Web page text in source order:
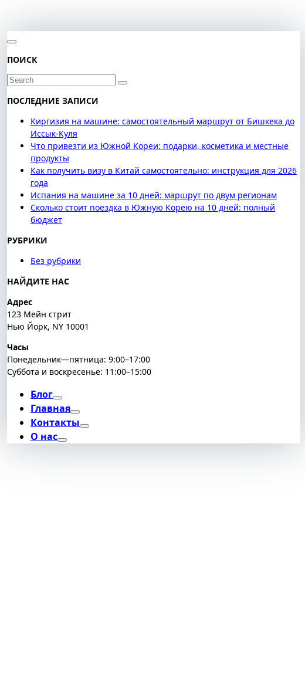
ПОИСК
Search
ПОСЛЕДНИЕ ЗАПИСИ
Киргизия на машине: самостоятельный маршрут от Бишкека до
Иссык-Куля
Что привезти из Южной Кореи: подарки, косметика и местные
продукты
Как получить визу в Китай самостоятельно: инструкция для 2026
года
Испания на машине за 10 дней: маршрут по двум регионам
Сколько стоит поездка в Южную Корею на 10 дней: полный
бюджет
РУБРИКИ
Без рубрики
НАЙДИТЕ НАС
Адрес
123 Мейн стрит
Нью Йорк, NY 10001
Часы
Понедельник—пятница: 9:00–17:00
Суббота и воскресенье: 11:00–15:00
Блог
Главная
Контакты
О нас